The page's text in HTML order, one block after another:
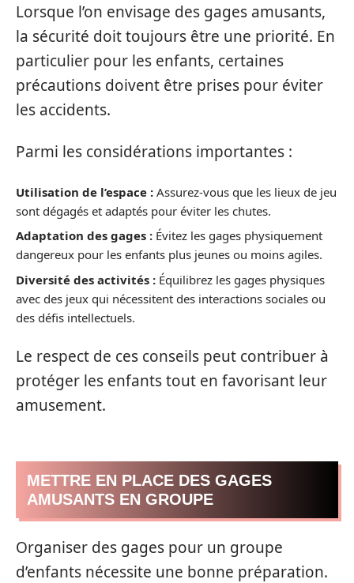
Lorsque l’on envisage des gages amusants,
la sécurité doit toujours être une priorité. En
particulier pour les enfants, certaines
précautions doivent être prises pour éviter
les accidents.
Parmi les considérations importantes :
Utilisation de l’espace : Assurez-vous que les lieux de jeu
sont dégagés et adaptés pour éviter les chutes.
Adaptation des gages : Évitez les gages physiquement
dangereux pour les enfants plus jeunes ou moins agiles.
Diversité des activités : Équilibrez les gages physiques
avec des jeux qui nécessitent des interactions sociales ou
des défis intellectuels.
Le respect de ces conseils peut contribuer à
protéger les enfants tout en favorisant leur
amusement.
METTRE EN PLACE DES GAGES
AMUSANTS EN GROUPE
Organiser des gages pour un groupe
d’enfants nécessite une bonne préparation.